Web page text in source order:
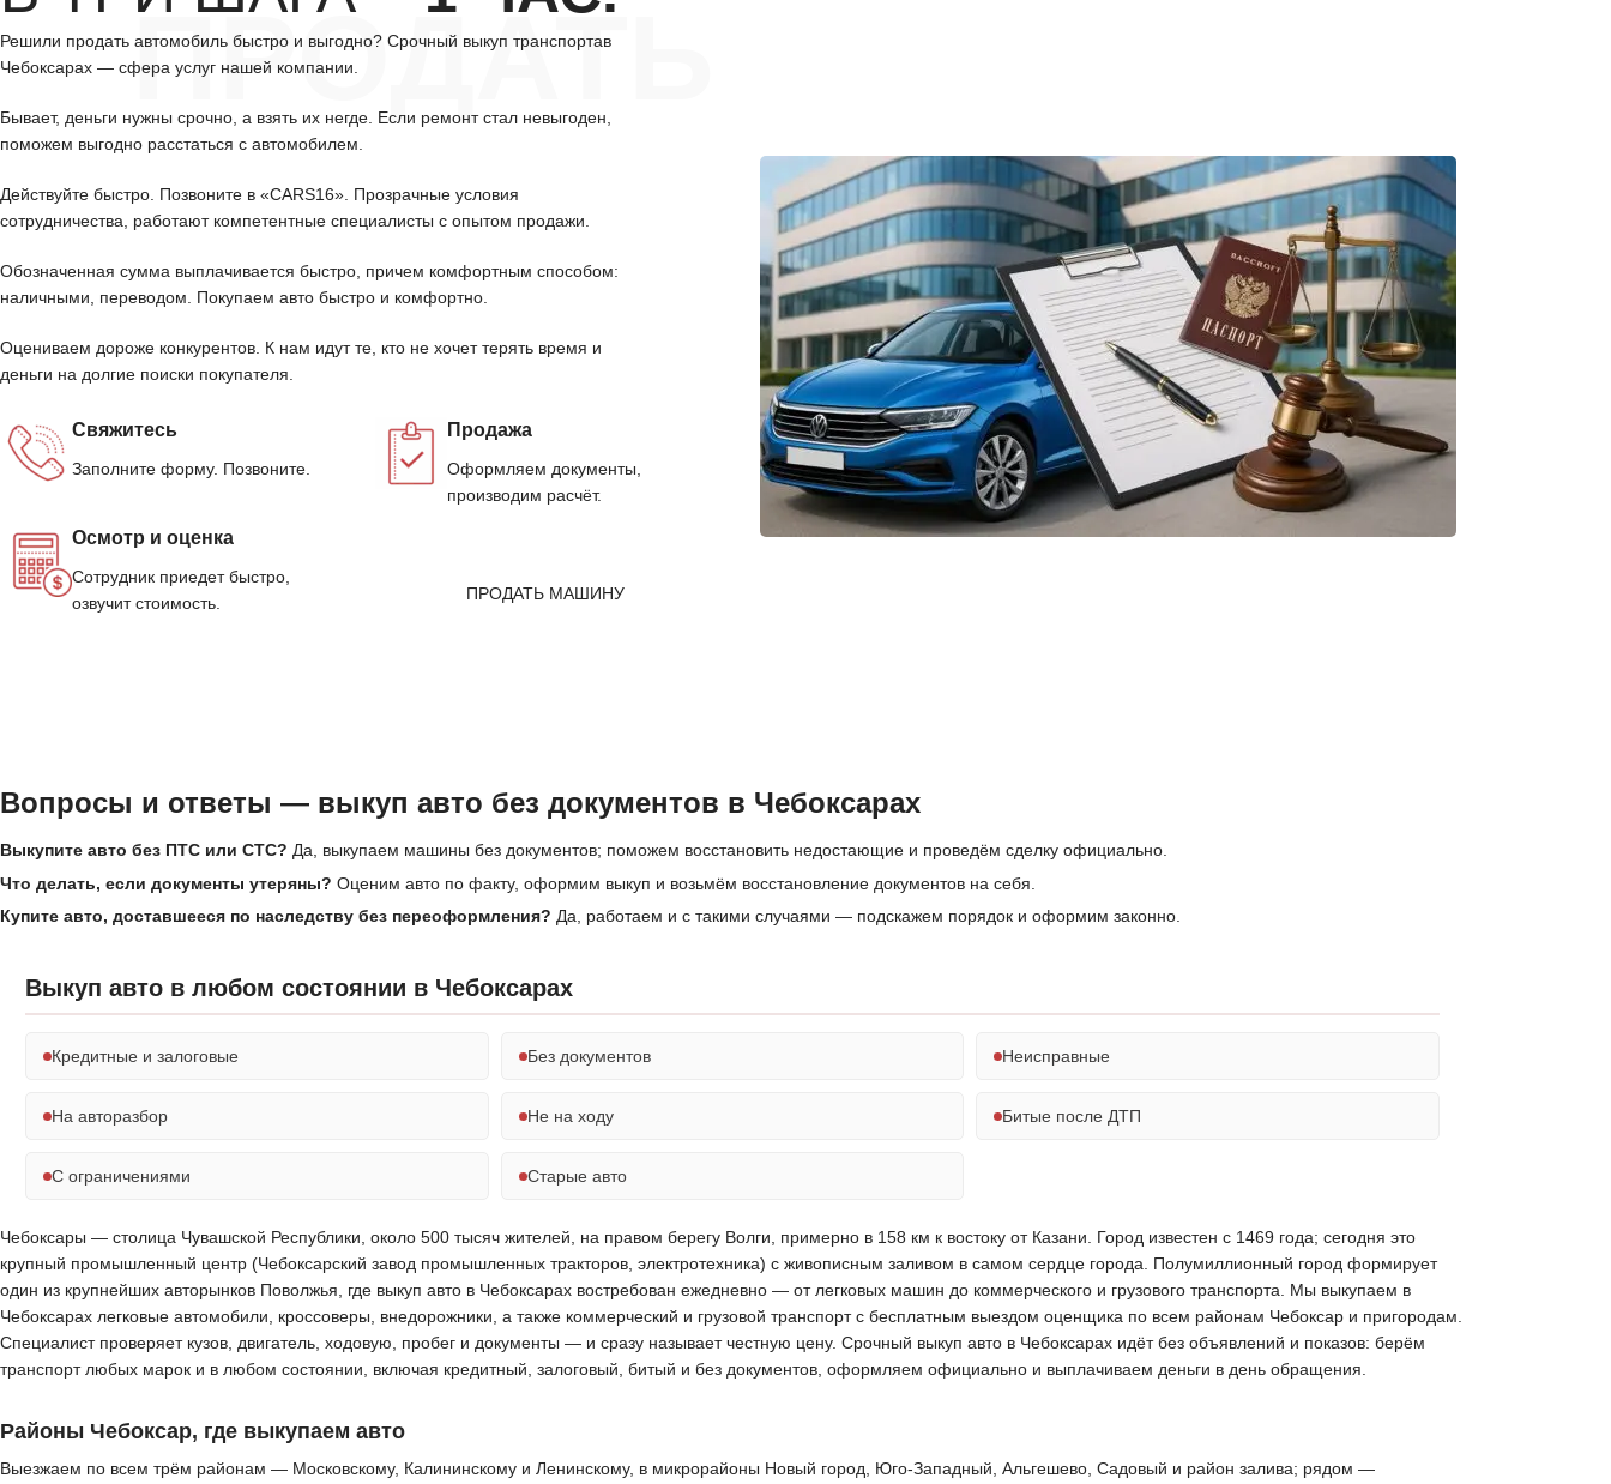
ПРОДАТЬ
Решили продать автомобиль быстро и выгодно? Срочный выкуп транспортав
Чебоксарах — сфера услуг нашей компании.
Бывает, деньги нужны срочно, а взять их негде. Если ремонт стал невыгоден,
поможем выгодно расстаться с автомобилем.
Действуйте быстро. Позвоните в «CARS16». Прозрачные условия
сотрудничества, работают компетентные специалисты с опытом продажи.
Обозначенная сумма выплачивается быстро, причем комфортным способом:
наличными, переводом. Покупаем авто быстро и комфортно.
Оцениваем дороже конкурентов. К нам идут те, кто не хочет терять время и
деньги на долгие поиски покупателя.
Свяжитесь
Заполните форму. Позвоните.
Осмотр и оценка
Сотрудник приедет быстро,
озвучит стоимость.
Продажа
Оформляем документы,
производим расчёт.
ПРОДАТЬ МАШИНУ
Вопросы и ответы — выкуп авто без документов в Чебоксарах
Выкупите авто без ПТС или СТС? Да, выкупаем машины без документов; поможем восстановить недостающие и проведём сделку официально.
Что делать, если документы утеряны? Оценим авто по факту, оформим выкуп и возьмём восстановление документов на себя.
Купите авто, доставшееся по наследству без переоформления? Да, работаем и с такими случаями — подскажем порядок и оформим законно.
Выкуп авто в любом состоянии в Чебоксарах
Кредитные и залоговые Без документов Неисправные
На авторазбор Не на ходу Битые после ДТП
С ограничениями Старые авто
Чебоксары — столица Чувашской Республики, около 500 тысяч жителей, на правом берегу Волги, примерно в 158 км к востоку от Казани. Город известен с 1469 года; сегодня это
крупный промышленный центр (Чебоксарский завод промышленных тракторов, электротехника) с живописным заливом в самом сердце города. Полумиллионный город формирует
один из крупнейших авторынков Поволжья, где выкуп авто в Чебоксарах востребован ежедневно — от легковых машин до коммерческого и грузового транспорта. Мы выкупаем в
Чебоксарах легковые автомобили, кроссоверы, внедорожники, а также коммерческий и грузовой транспорт с бесплатным выездом оценщика по всем районам Чебоксар и пригородам.
Специалист проверяет кузов, двигатель, ходовую, пробег и документы — и сразу называет честную цену. Срочный выкуп авто в Чебоксарах идёт без объявлений и показов: берём
транспорт любых марок и в любом состоянии, включая кредитный, залоговый, битый и без документов, оформляем официально и выплачиваем деньги в день обращения.
Районы Чебоксар, где выкупаем авто
Выезжаем по всем трём районам — Московскому, Калининскому и Ленинскому, в микрорайоны Новый город, Юго-Западный, Альгешево, Садовый и район залива; рядом —